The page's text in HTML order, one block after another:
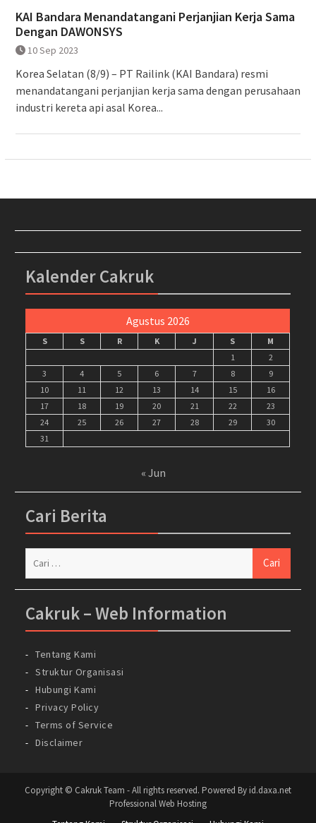
KAI Bandara Menandatangani Perjanjian Kerja Sama
Dengan DAWONSYS
10 Sep 2023
Korea Selatan (8/9) – PT Railink (KAI Bandara) resmi
menandatangani perjanjian kerja sama dengan perusahaan
industri kereta api asal Korea...
Kalender Cakruk
Agustus 2026
S S R K J S
M
1
2
3
4 5 6 7 8
9
10
11 12 13 14 15
16
17
18 19 20 21 22
23
24
25 26 27 28 29
30
31
« Jun
Cari Berita
Cakruk – Web Information
Tentang Kami
Struktur Organisasi
Hubungi Kami
Privacy Policy
Terms of Service
Disclaimer
Copyright © Cakruk Team - All rights reserved. Powered By id.daxa.net
Professional Web Hosting